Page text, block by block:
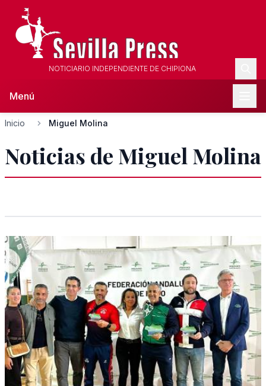
NOTICIARIO INDEPENDIENTE DE CHIPIONA
Menú
Inicio Miguel Molina
Noticias de Miguel Molina